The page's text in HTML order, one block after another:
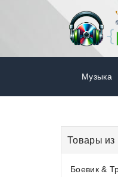
Музыка
Товары из
Боевик &